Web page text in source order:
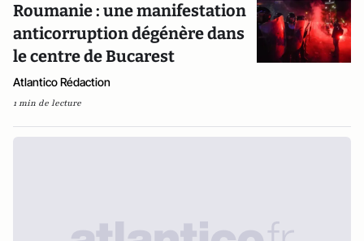
Roumanie : une manifestation
anticorruption dégénère dans
le centre de Bucarest
Atlantico Rédaction
1 min de lecture